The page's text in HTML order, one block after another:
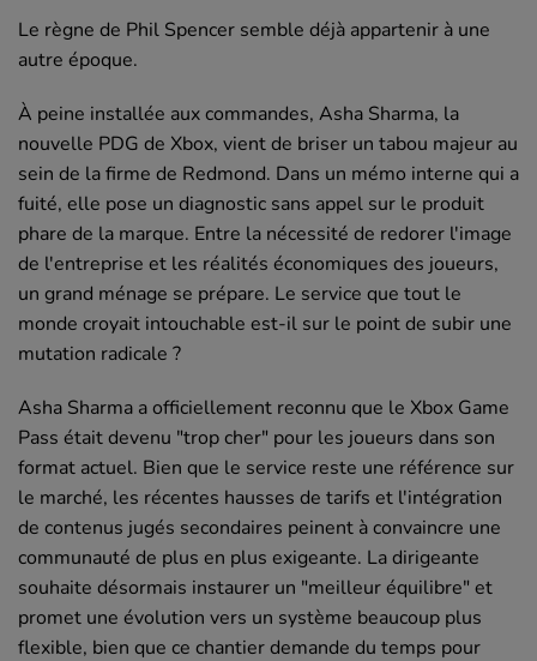
Le règne de Phil Spencer semble déjà appartenir à une
autre époque.
À peine installée aux commandes, Asha Sharma, la
nouvelle PDG de Xbox, vient de briser un tabou majeur au
sein de la firme de Redmond. Dans un mémo interne qui a
fuité, elle pose un diagnostic sans appel sur le produit
phare de la marque. Entre la nécessité de redorer l'image
de l'entreprise et les réalités économiques des joueurs,
un grand ménage se prépare. Le service que tout le
monde croyait intouchable est-il sur le point de subir une
mutation radicale ?
Asha Sharma a officiellement reconnu que le Xbox Game
Pass était devenu "trop cher" pour les joueurs dans son
format actuel. Bien que le service reste une référence sur
le marché, les récentes hausses de tarifs et l'intégration
de contenus jugés secondaires peinent à convaincre une
communauté de plus en plus exigeante. La dirigeante
souhaite désormais instaurer un "meilleur équilibre" et
promet une évolution vers un système beaucoup plus
flexible, bien que ce chantier demande du temps pour